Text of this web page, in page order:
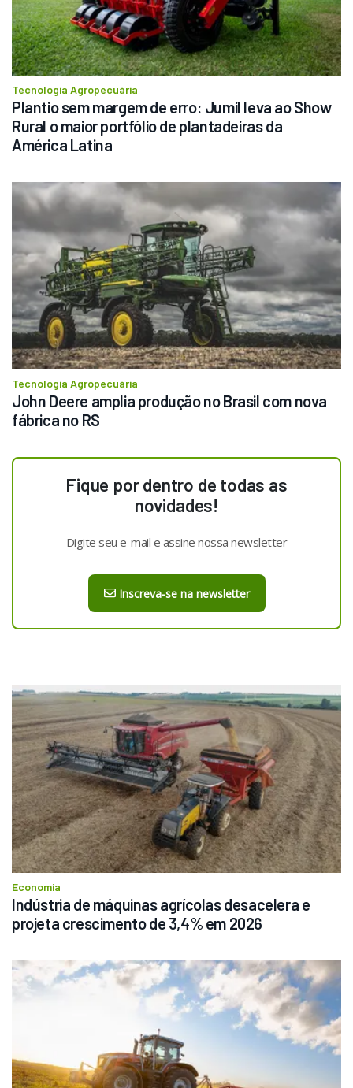
Tecnologia Agropecuária
Plantio sem margem de erro: Jumil leva ao Show
Rural o maior portfólio de plantadeiras da
América Latina
Tecnologia Agropecuária
John Deere amplia produção no Brasil com nova
fábrica no RS
Fique por dentro de todas as
novidades!
Digite seu e-mail e assine nossa newsletter
Inscreva-se na newsletter
Economia
Indústria de máquinas agrícolas desacelera e
projeta crescimento de 3,4% em 2026